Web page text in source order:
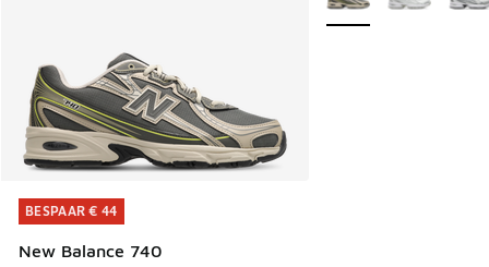
BESPAAR € 44
New Balance 740
BESPAAR € 44